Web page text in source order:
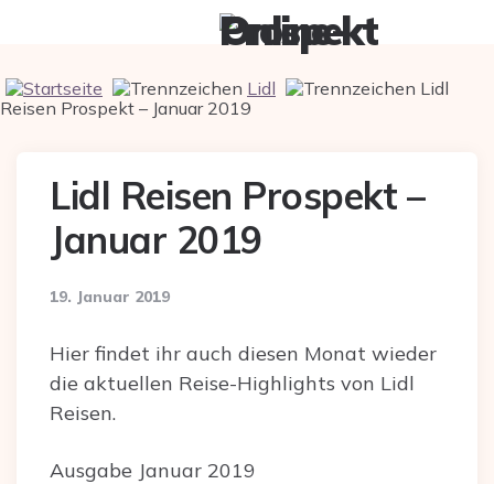
Lidl
Lidl
Reisen Prospekt – Januar 2019
Lidl Reisen Prospekt –
Januar 2019
19. Januar 2019
Hier findet ihr auch diesen Monat wieder
die aktuellen Reise-Highlights von Lidl
Reisen.
Ausgabe Januar 2019